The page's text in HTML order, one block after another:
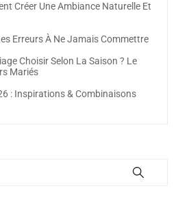
Créer Une Ambiance Naturelle Et
Erreurs À Ne Jamais Commettre
Choisir Selon La Saison ? Le
Mariés
: Inspirations & Combinaisons